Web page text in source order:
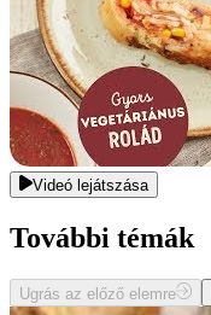
Videó lejátszása
További témák
Ugrás az előző elemre